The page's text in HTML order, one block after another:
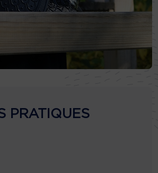
PRATIQUES